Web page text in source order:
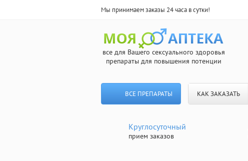
Мы принимаем заказы 24 часа в сутки!
все для Вашего сексуального здоровья
препараты для повышения потенции
ВСЕ ПРЕПАРАТЫ КАК ЗАКАЗАТЬ
Круглосуточный
прием заказов